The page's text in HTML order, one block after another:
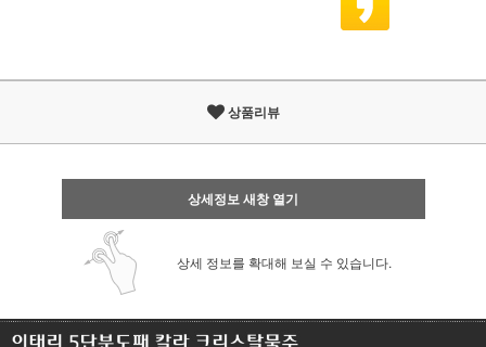
상품리뷰
상세정보 새창 열기
상세 정보를 확대해 보실 수 있습니다.